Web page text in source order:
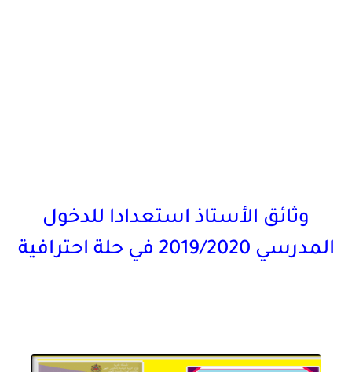
وثائق الأستاذ استعدادا للدخول
المدرسي 2019/2020 في حلة احترافية